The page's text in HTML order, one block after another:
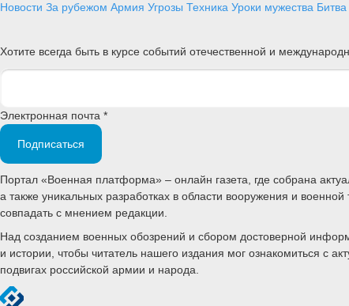
Новости За рубежом Армия Угрозы Техника Уроки мужества
Хотите всегда быть в курсе событий отечественной и
Электронная почта *
Подписаться
Портал «Военная платформа» – онлайн газета, где собрана
а также уникальных разработках в области вооружения и
совпадать с мнением редакции.
Над созданием военных обозрений и сбором достоверной
и истории, чтобы читатель нашего издания мог ознакомиться с
подвигах российской армии и народа.